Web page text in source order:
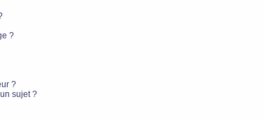
?
?
sujet ?